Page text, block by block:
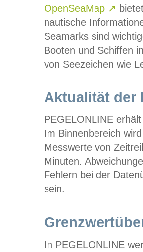
OpenSeaMap ↗
nautische
Seamarks sind
Booten und Schiffen
von Seezeichen wie
Aktualität der
PEGELONLINE
Im Binnenbereich
Messwerte von
Minuten.
Fehlern bei der
sein.
In PEGELONLINE